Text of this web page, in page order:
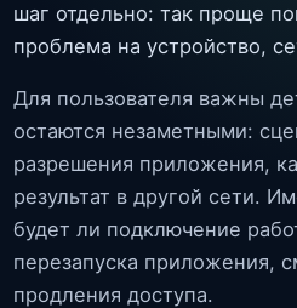
шаг отдельно: так проще
проблема на устройство,
Для пользователя важны
остаются незаметными:
разрешения приложения,
результат в другой сети.
будет ли подключение
перезапуска приложения,
продления доступа.